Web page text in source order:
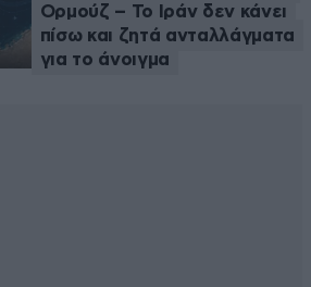
Ορμούζ – Το Ιράν δεν κάνει
πίσω και ζητά ανταλλάγματα
για το άνοιγμα